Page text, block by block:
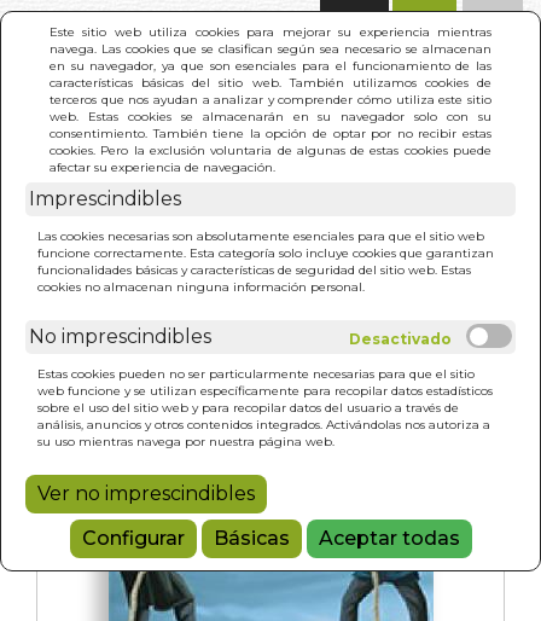
Este sitio web utiliza cookies para mejorar su experiencia mientras
navega. Las cookies que se clasifican según sea necesario se almacenan
en su navegador, ya que son esenciales para el funcionamiento de las
características básicas del sitio web. También utilizamos cookies de
terceros que nos ayudan a analizar y comprender cómo utiliza este sitio
web. Estas cookies se almacenarán en su navegador solo con su
consentimiento. También tiene la opción de optar por no recibir estas
cookies. Pero la exclusión voluntaria de algunas de estas cookies puede
afectar su experiencia de navegación.
Imprescindibles
Las cookies necesarias son absolutamente esenciales para que el sitio web
funcione correctamente. Esta categoría solo incluye cookies que garantizan
funcionalidades básicas y características de seguridad del sitio web. Estas
cookies no almacenan ninguna información personal.
No imprescindibles
Estas cookies pueden no ser particularmente necesarias para que el sitio
web funcione y se utilizan específicamente para recopilar datos estadísticos
sobre el uso del sitio web y para recopilar datos del usuario a través de
análisis, anuncios y otros contenidos integrados. Activándolas nos autoriza a
su uso mientras navega por nuestra página web.
Ver no imprescindibles
Configurar
Básicas Aceptar todas
INICIO > ARTE DE TENER RAZON (BOL.)